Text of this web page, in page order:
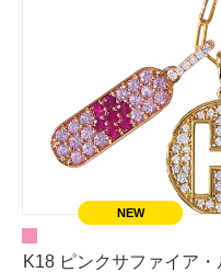
K18 ピンクサファイア・